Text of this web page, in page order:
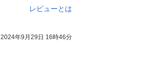
レビューとは
2024年9月29日 16時46分